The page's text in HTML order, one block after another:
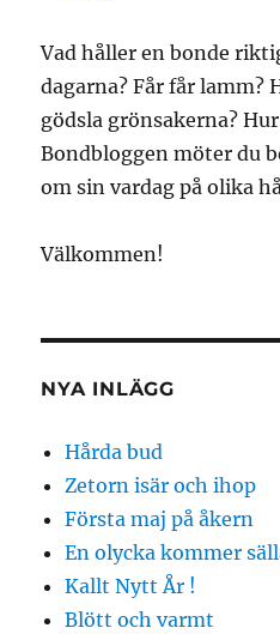
Vad håller en bonde
dagarna? Får får lamm?
gödsla grönsakerna?
Bondbloggen möter du
om sin vardag på olika
Välkommen!
NYA INLÄGG
Hårda bud
Zetorn isär och ihop
Första maj på åkern
En olycka kommer
Kallt Nytt År !
Blött och varmt